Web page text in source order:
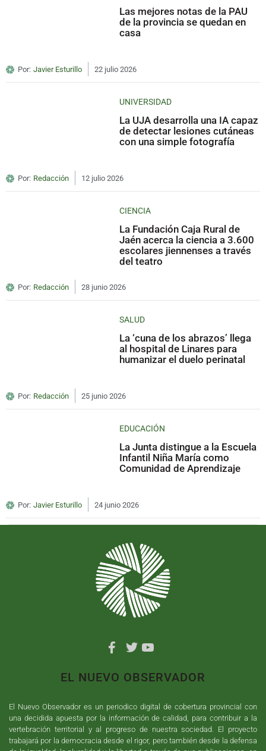
Las mejores notas de la PAU
de la provincia se quedan en
casa
Por: Javier Esturillo 22 julio 2026
UNIVERSIDAD
La UJA desarrolla una IA capaz
de detectar lesiones cutáneas
con una simple fotografía
Por: Redacción 12 julio 2026
CIENCIA
La Fundación Caja Rural de
Jaén acerca la ciencia a 3.600
escolares jiennenses a través
del teatro
Por: Redacción 28 junio 2026
SALUD
La ‘cuna de los abrazos’ llega
al hospital de Linares para
humanizar el duelo perinatal
Por: Redacción 25 junio 2026
EDUCACIÓN
La Junta distingue a la Escuela
Infantil Niña María como
Comunidad de Aprendizaje
Por: Javier Esturillo 24 junio 2026
EL NUEVO OBSERVADOR
El Nuevo Observador es un periodico digital de cobertura provincial con
una decidida apuesta por la información de calidad, para contribuir a la
vertebración territorial y al progreso de nuestra sociedad. El proyecto
trabajará por la democracia desde el rigor, pero también desde la defensa